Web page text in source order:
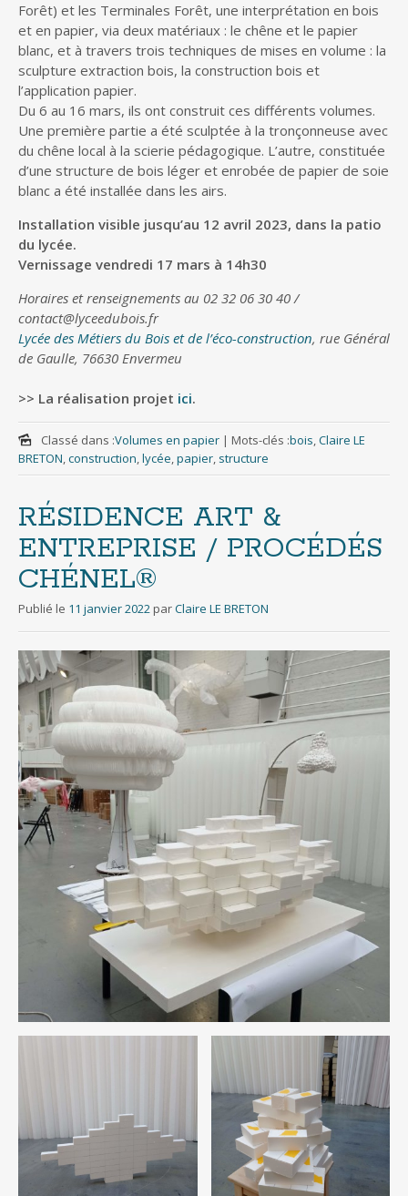
Forêt) et les Terminales Forêt, une interprétation en bois
et en papier, via deux matériaux : le chêne et le papier
blanc, et à travers trois techniques de mises en volume : la
sculpture extraction bois, la construction bois et
l’application papier.
Du 6 au 16 mars, ils ont construit ces différents volumes.
Une première partie a été sculptée à la tronçonneuse avec
du chêne local à la scierie pédagogique. L’autre, constituée
d’une structure de bois léger et enrobée de papier de soie
blanc a été installée dans les airs.
Installation visible jusqu’au 12 avril 2023, dans la patio
du lycée.
Vernissage vendredi 17 mars à 14h30
Horaires et renseignements au 02 32 06 30 40 /
contact@lyceedubois.fr
Lycée des Métiers du Bois et de l’éco-construction, rue Général
de Gaulle, 76630 Envermeu
>> La réalisation projet ici.
Classé dans :Volumes en papier | Mots-clés :bois,Claire LE
BRETON,construction,lycée,papier, structure
RÉSIDENCE ART &
ENTREPRISE / PROCÉDÉS
CHÉNEL®
Publié le 11 janvier 2022 parClaire LE BRETON